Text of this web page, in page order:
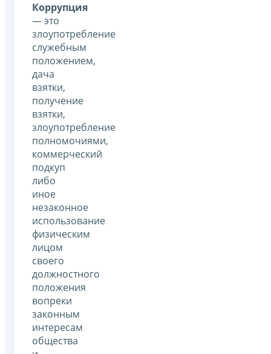
Коррупция
— это
злоупотребление
служебным
положением,
дача
взятки,
получение
взятки,
злоупотребление
полномочиями,
коммерческий
подкуп
либо
иное
незаконное
использование
физическим
лицом
своего
должностного
положения
вопреки
законным
интересам
общества